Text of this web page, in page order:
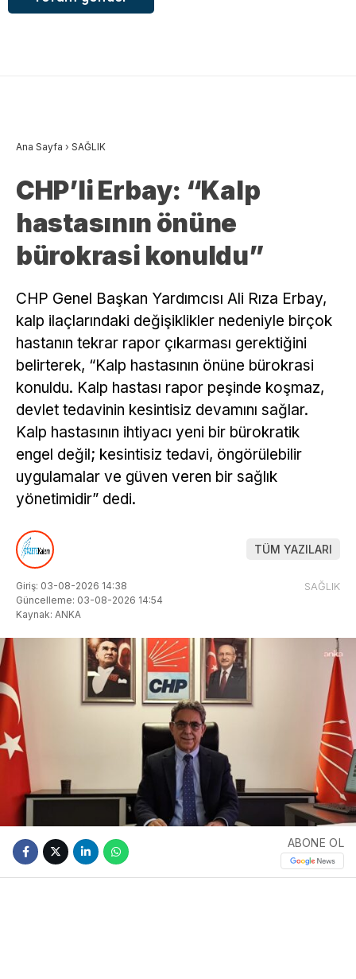
Ana Sayfa › SAĞLIK
CHP’li Erbay: “Kalp
hastasının önüne
bürokrasi konuldu”
CHP Genel Başkan Yardımcısı Ali Rıza Erbay,
kalp ilaçlarındaki değişiklikler nedeniyle birçok
hastanın tekrar rapor çıkarması gerektiğini
belirterek, “Kalp hastasının önüne bürokrasi
konuldu. Kalp hastası rapor peşinde koşmaz,
devlet tedavinin kesintisiz devamını sağlar.
Kalp hastasının ihtiyacı yeni bir bürokratik
engel değil; kesintisiz tedavi, öngörülebilir
uygulamalar ve güven veren bir sağlık
yönetimidir” dedi.
TÜM YAZILARI
Giriş: 03-08-2026 14:38
Güncelleme: 03-08-2026 14:54
Kaynak: ANKA
SAĞLIK
ABONE OL